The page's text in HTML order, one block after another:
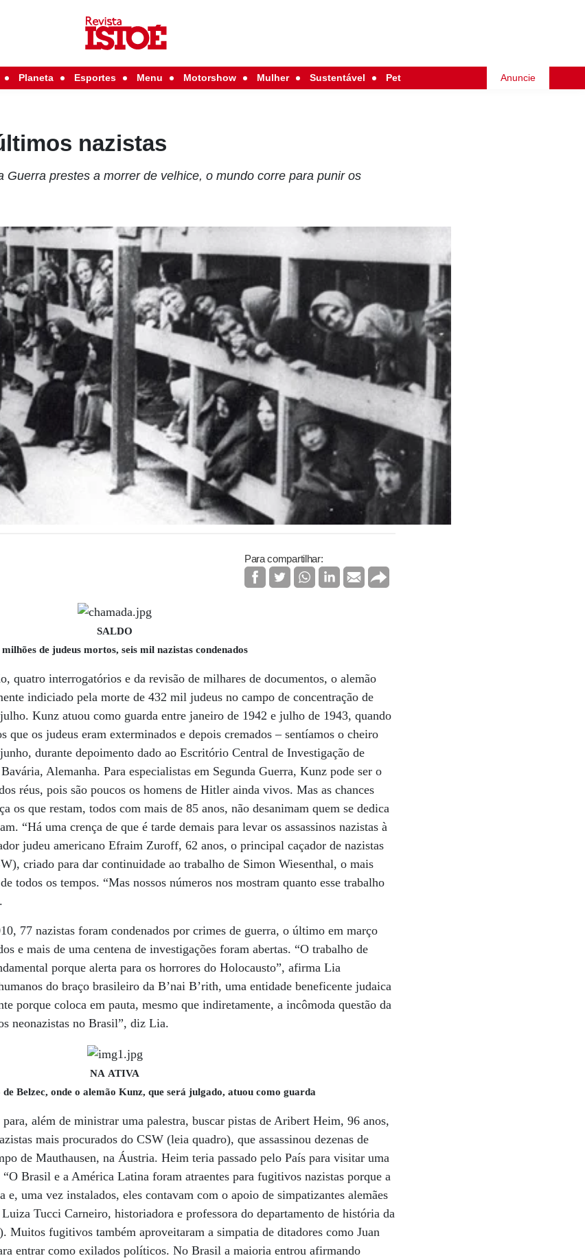
Planeta Esportes Menu Motorshow Mulher Sustentável Pet Anuncie
nazistas
Guerra prestes a morrer de velhice, o mundo corre para punir os
Para compartilhar:
SALDO
milhões de judeus mortos, seis mil nazistas condenados
quatro interrogatórios e da revisão de milhares de documentos, o alemão
indiciado pela morte de 432 mil judeus no campo de concentração de
Kunz atuou como guarda entre janeiro de 1942 e julho de 1943, quando
que os judeus eram exterminados e depois cremados – sentíamos o cheiro
durante depoimento dado ao Escritório Central de Investigação de
Alemanha. Para especialistas em Segunda Guerra, Kunz pode ser o
réus, pois são poucos os homens de Hitler ainda vivos. Mas as chances
os que restam, todos com mais de 85 anos, não desanimam quem se dedica
“Há uma crença de que é tarde demais para levar os assassinos nazistas à
judeu americano Efraim Zuroff, 62 anos, o principal caçador de nazistas
criado para dar continuidade ao trabalho de Simon Wiesenthal, o mais
todos os tempos. “Mas nossos números nos mostram quanto esse trabalho
77 nazistas foram condenados por crimes de guerra, o último em março
e mais de uma centena de investigações foram abertas. “O trabalho de
porque alerta para os horrores do Holocausto”, afirma Lia
do braço brasileiro da B’nai B’rith, uma entidade beneficente judaica
porque coloca em pauta, mesmo que indiretamente, a incômoda questão da
neonazistas no Brasil”, diz Lia.
NA ATIVA
de Belzec, onde o alemão Kunz, que será julgado, atuou como guarda
além de ministrar uma palestra, buscar pistas de Aribert Heim, 96 anos,
mais procurados do CSW (leia quadro), que assassinou dezenas de
de Mauthausen, na Áustria. Heim teria passado pelo País para visitar uma
Brasil e a América Latina foram atraentes para fugitivos nazistas porque a
e, uma vez instalados, eles contavam com o apoio de simpatizantes alemães
Tucci Carneiro, historiadora e professora do departamento de história da
Muitos fugitivos também aproveitaram a simpatia de ditadores como Juan
entrar como exilados políticos. No Brasil a maioria entrou afirmando